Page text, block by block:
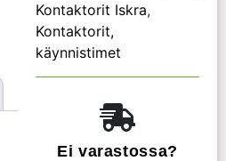
Kontaktorit Iskra,
Kontaktorit,
käynnistimet
Ei varastossa?